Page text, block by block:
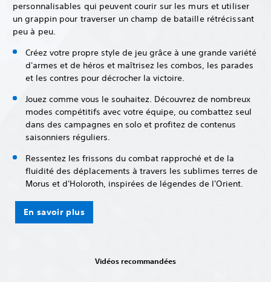
personnalisables qui peuvent courir sur les murs et utiliser
un grappin pour traverser un champ de bataille rétrécissant
peu à peu.
Créez votre propre style de jeu grâce à une grande variété
d'armes et de héros et maîtrisez les combos, les parades
et les contres pour décrocher la victoire.
Jouez comme vous le souhaitez. Découvrez de nombreux
modes compétitifs avec votre équipe, ou combattez seul
dans des campagnes en solo et profitez de contenus
saisonniers réguliers.
Ressentez les frissons du combat rapproché et de la
fluidité des déplacements à travers les sublimes terres de
Morus et d'Holoroth, inspirées de légendes de l'Orient.
En savoir plus
Vidéos recommandées